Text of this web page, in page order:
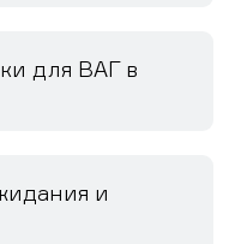
для ВАГ в
и